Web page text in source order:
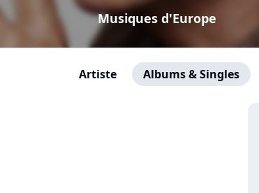
Musiques d'Europe
Artiste Albums & Singles